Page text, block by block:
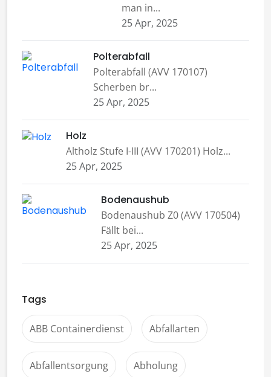
man in...
25 Apr, 2025
Polterabfall
Polterabfall (AVV 170107)
Scherben br...
25 Apr, 2025
Holz
Altholz Stufe I-III (AVV 170201) Holz...
25 Apr, 2025
Bodenaushub
Bodenaushub Z0 (AVV 170504)
Fällt bei...
25 Apr, 2025
Tags
ABB Containerdienst Abfallarten
Abfallentsorgung Abholung